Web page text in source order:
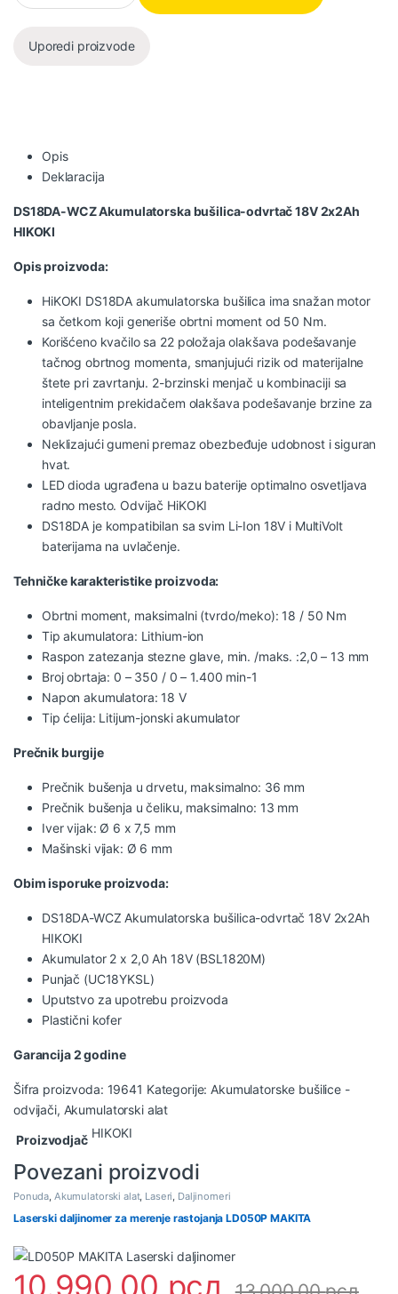
Uporedi proizvode
Opis
Deklaracija
DS18DA-WCZ Akumulatorska bušilica-odvrtač 18V 2x2Ah
HIKOKI
Opis proizvoda:
HiKOKI DS18DA akumulatorska bušilica ima snažan motor
sa četkom koji generiše obrtni moment od 50 Nm.
Korišćeno kvačilo sa 22 položaja olakšava podešavanje
tačnog obrtnog momenta, smanjujući rizik od materijalne
štete pri zavrtanju. 2-brzinski menjač u kombinaciji sa
inteligentnim prekidačem olakšava podešavanje brzine za
obavljanje posla.
Neklizajući gumeni premaz obezbeđuje udobnost i siguran
hvat.
LED dioda ugrađena u bazu baterije optimalno osvetljava
radno mesto. Odvijač HiKOKI
DS18DA je kompatibilan sa svim Li-Ion 18V i MultiVolt
baterijama na uvlačenje.
Tehničke karakteristike proizvoda:
Obrtni moment, maksimalni (tvrdo/meko): 18 / 50 Nm
Tip akumulatora: Lithium-ion
Raspon zatezanja stezne glave, min. /maks. :2,0 – 13 mm
Broj obrtaja: 0 – 350 / 0 – 1.400 min-1
Napon akumulatora: 18 V
Tip ćelija: Litijum-jonski akumulator
Prečnik burgije
Prečnik bušenja u drvetu, maksimalno: 36 mm
Prečnik bušenja u čeliku, maksimalno: 13 mm
Iver vijak: Ø 6 x 7,5 mm
Mašinski vijak: Ø 6 mm
Obim isporuke proizvoda:
DS18DA-WCZ Akumulatorska bušilica-odvrtač 18V 2x2Ah
HIKOKI
Akumulator 2 x 2,0 Ah 18V (BSL1820M)
Punjač (UC18YKSL)
Uputstvo za upotrebu proizvoda
Plastični kofer
Garancija 2 godine
Šifra proizvoda: 19641 Kategorije: Akumulatorske bušilice -
odvijači, Akumulatorski alat
Proizvodjač HIKOKI
Povezani proizvodi
Ponuda, Akumulatorski alat, Laseri, Daljinomeri
Laserski daljinomer za merenje rastojanja LD050P MAKITA
10.990,00 рсд